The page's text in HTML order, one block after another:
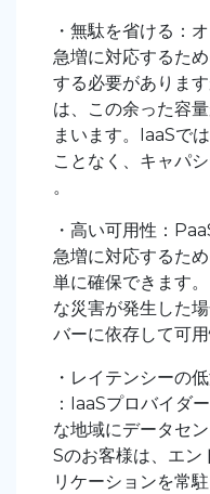
・無駄を省ける：
急増に対応するた
する必要がありま
は、この余った容
まいます。IaaSで
ことなく、キャパ
。
・高い可用性：
急増に対応するた
単に確保できます
な災害が発生した
バーに依存して可用
・レイテンシーの
：IaaSプロバイダ
な地域にデータセ
Sのお客様は、エン
リケーションを常